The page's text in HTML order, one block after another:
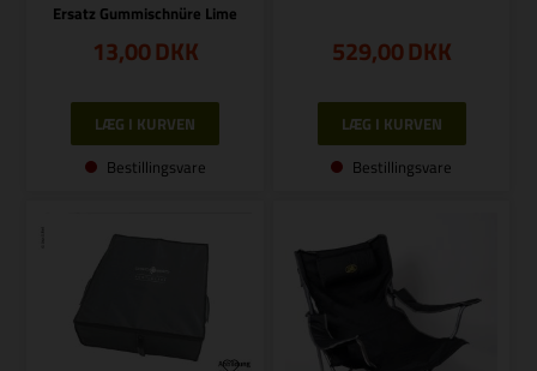
Ersatz Gummischnüre Lime
13,00DKK
Bestillingsvare
529,00DKK
Bestillingsvare